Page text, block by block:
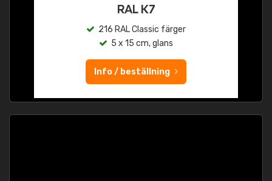
RAL K7
216 RAL Classic färger
5 x 15 cm, glans
Info / beställning